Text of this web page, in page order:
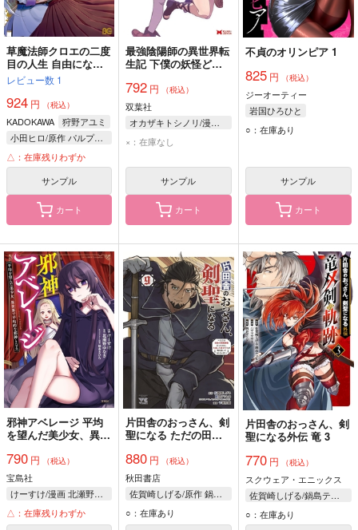
草魔法師クロエの二度
目の人生 自由になっ
て子ドラゴンとレベル
MAX薬師ライフ 7
レビュー数 1
924 円 （税込）
KADOKAWA
狩野アユミ
小田ヒロ/原作 パルプピロシ/キャラクター原案
△：在庫残りわずか
サンプル
カート
最強陰陽師の異世界転
生記 下僕の妖怪ども
弱すぎるんだが 12
792 円 （税込）
双葉社
オカザキトシノリ/漫画 小鈴危一/原作 柚希きひろ/キャラクター原案 夕薙/キャラクター原案
×：在庫なし
サンプル
カート
不貞のオリンピア 1
825円 （税込）
ジーオーティー
岩国ひろひと
○：在庫あり
サンプル
カート
邪神アベレージ 平均
を望んだ美少女、異世
る
790 円 （税込）
宝島社
けーすけ/漫画 北瀬野ゆなき/原作 柚希きひろ/キャラクター原案
△：在庫残りわずか
片田舎のおっさん、剣
聖になる ただの田舎
に、大成した弟子たち
が俺を放ってくれない
件 9
880 円 （税込）
秋田書店
佐賀崎しげる/原作 鍋島テツヒロ/原作 乍藤和樹/漫画
○：在庫あり
片田舎のおっさん、剣
聖になる外伝 竜 3
770円 （税込）
スクウェア・エニックス
佐賀崎しげる/鍋島テツヒロ
○：在庫あり